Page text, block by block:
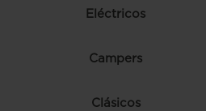
Eléctricos
Campers
Clásicos